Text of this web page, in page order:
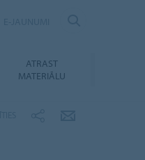
ATRAST
MATERIĀLU